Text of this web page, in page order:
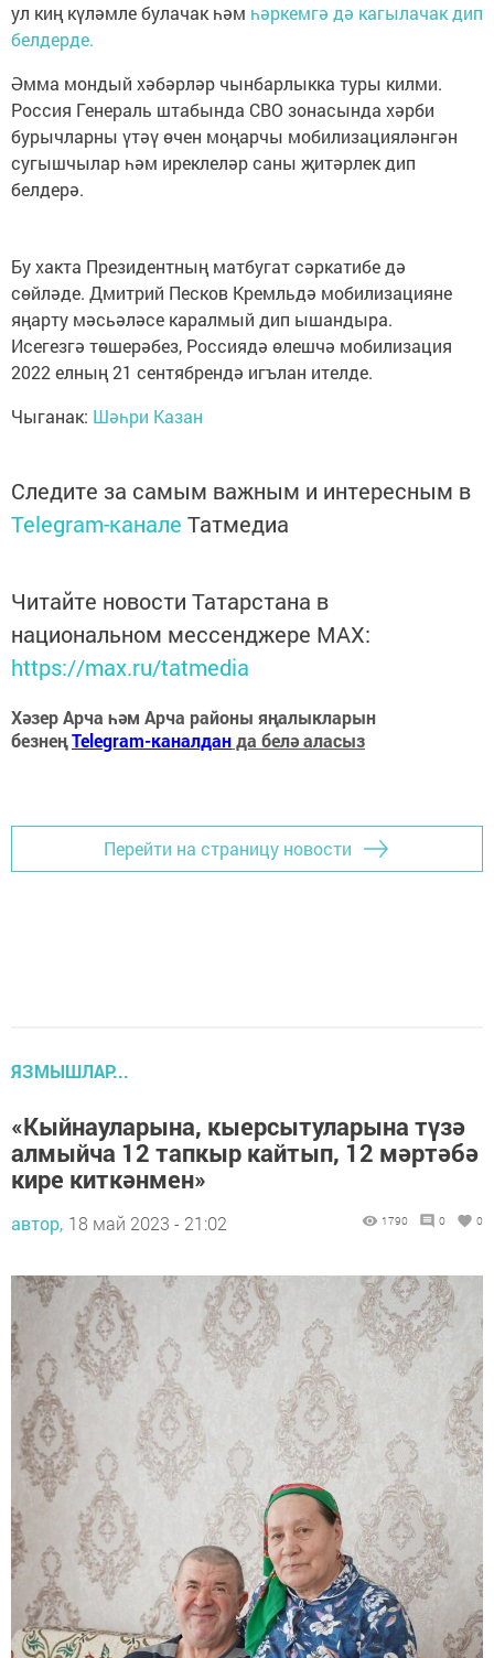
ул киң күләмле булачак һәм һәркемгә дә кагылачак дип
белдерде.
Әмма мондый хәбәрләр чынбарлыкка туры килми.
Россия Генераль штабында СВО зонасында хәрби
бурычларны үтәү өчен моңарчы мобилизацияләнгән
сугышчылар һәм иреклеләр саны җитәрлек дип
белдерә.
Бу хакта Президентның матбугат сәркатибе дә
сөйләде. Дмитрий Песков Кремльдә мобилизацияне
яңарту мәсьәләсе каралмый дип ышандыра.
Исегезгә төшерәбез, Россиядә өлешчә мобилизация
2022 елның 21 сентябрендә игълан ителде.
Чыганак: Шәһри Казан
Следите за самым важным и интересным в
Telegram-канале Татмедиа
Читайте новости Татарстана в
национальном мессенджере MАХ:
https://max.ru/tatmedia
Хәзер Арча һәм Арча районы яңалыкларын
безнеңTelegram-каналданда белә аласыз
Перейти на страницу новости
ЯЗМЫШЛАР...
«Кыйнауларына, кыерсытуларына түзә
алмыйча 12 тапкыр кайтып, 12 мәртәбә
кире киткәнмен»
автор, 18 май 2023 - 21:02 1790 0 0